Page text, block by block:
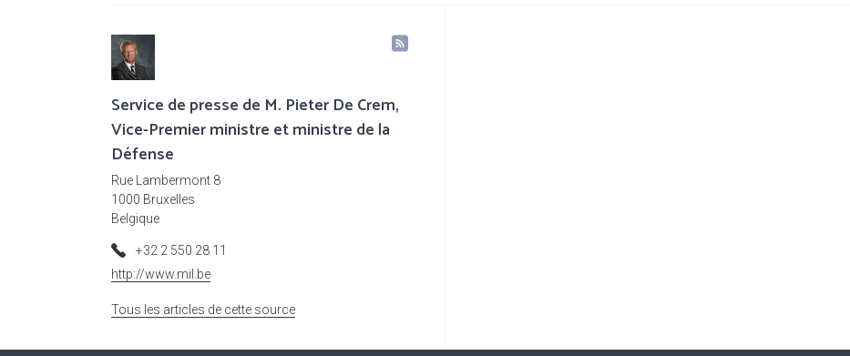
Service de presse de M. Pieter De Crem,
Vice-Premier ministre et ministre de la
Défense
Rue Lambermont 8
1000 Bruxelles
Belgique
+32 2 550 28 11
http://www.mil.be
Tous les articles de cette source